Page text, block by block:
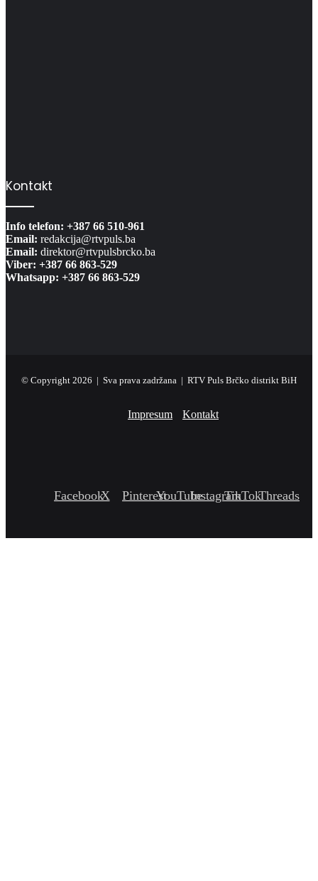
Kontakt
Info telefon: +387 66 510-961
Email: redakcija@rtvpuls.ba
Email: direktor@rtvpulsbrcko.ba
Viber: +387 66 863-529
Whatsapp: +387 66 863-529
© Copyright 2026 | Sva prava zadržana | RTV Puls Brčko distrikt BiH
Impresum Kontakt
FacebookX PinterestYouTubeInstagramTikTokThreads